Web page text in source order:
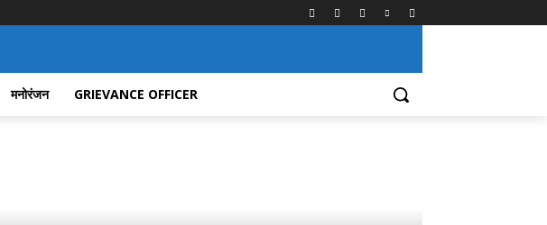
मनोरंजन GRIEVANCE OFFICER